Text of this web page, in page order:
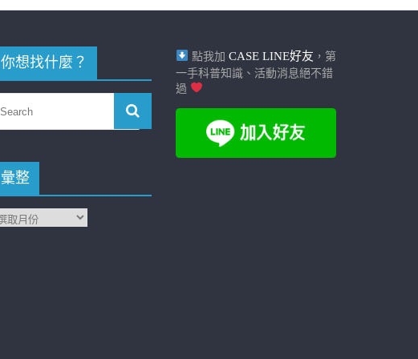
你想找什麼？
彙整
點我加 CASE LINE好友 ，第
一手科普知識、活動消息絕不錯
過